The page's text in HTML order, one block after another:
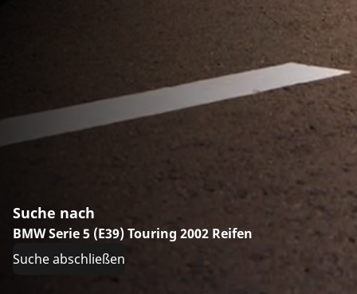
Suche nach
BMW Serie 5 (E39) Touring 2002 Reifen
Suche abschließen